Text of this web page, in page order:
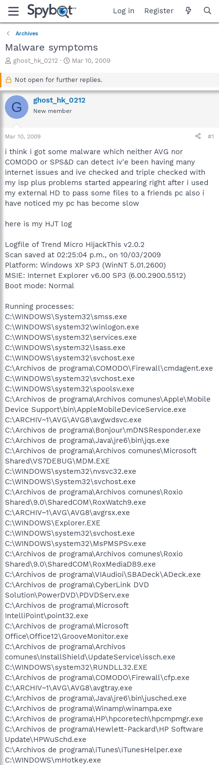
Log in Register
Archives
Malware symptoms
T
a
d
s
r
t
r
ghost_hk_0212
S
a
t
d
Mar 10, 2009
Not open for further replies.
G ghost_hk_0212
New member
Mar 10, 2009 #1
i think i got some malware which neither AVG nor
COMODO or SPS&D can detect iv'e been having many
internet issues and ive checked and triple checked with
my isp plus problems started appearing right after i used
my external HD to pass some files to a friends pc also i
have noticed my pc has become slow
here is my HJT log
Logfile of Trend Micro HijackThis v2.0.2
Scan saved at 02:25:04 p.m., on 10/03/2009
Platform: Windows XP SP3 (WinNT 5.01.2600)
MSIE: Internet Explorer v6.00 SP3 (6.00.2900.5512)
Boot mode: Normal
Running processes:
C:\WINDOWS\System32\smss.exe
C:\WINDOWS\system32\winlogon.exe
C:\WINDOWS\system32\services.exe
C:\WINDOWS\system32\lsass.exe
C:\WINDOWS\system32\svchost.exe
C:\Archivos de programa\COMODO\Firewall\cmdagent.exe
C:\WINDOWS\system32\svchost.exe
C:\WINDOWS\system32\spoolsv.exe
C:\Archivos de programa\Archivos comunes\Apple\Mobile
Device Support\bin\AppleMobileDeviceService.exe
C:\ARCHIV~1\AVG\AVG8\avgwdsvc.exe
C:\Archivos de programa\Bonjour\mDNSResponder.exe
C:\Archivos de programa\Java\jre6\bin\jqs.exe
C:\Archivos de programa\Archivos comunes\Microsoft
Shared\VS7DEBUG\MDM.EXE
C:\WINDOWS\system32\nvsvc32.exe
C:\WINDOWS\System32\svchost.exe
C:\Archivos de programa\Archivos comunes\Roxio
Shared\9.0\SharedCOM\RoxWatch9.exe
C:\ARCHIV~1\AVG\AVG8\avgrsx.exe
C:\WINDOWS\Explorer.EXE
C:\WINDOWS\system32\svchost.exe
C:\WINDOWS\system32\MsPMSPSv.exe
C:\Archivos de programa\Archivos comunes\Roxio
Shared\9.0\SharedCOM\RoxMediaDB9.exe
C:\Archivos de programa\VIAudioi\SBADeck\ADeck.exe
C:\Archivos de programa\CyberLink DVD
Solution\PowerDVD\PDVDServ.exe
C:\Archivos de programa\Microsoft
IntelliPoint\point32.exe
C:\Archivos de programa\Microsoft
Office\Office12\GrooveMonitor.exe
C:\Archivos de programa\Archivos
comunes\InstallShield\UpdateService\issch.exe
C:\WINDOWS\system32\RUNDLL32.EXE
C:\Archivos de programa\COMODO\Firewall\cfp.exe
C:\ARCHIV~1\AVG\AVG8\avgtray.exe
C:\Archivos de programa\Java\jre6\bin\jusched.exe
C:\Archivos de programa\Winamp\winampa.exe
C:\Archivos de programa\HP\hpcoretech\hpcmpmgr.exe
C:\Archivos de programa\Hewlett-Packard\HP Software
Update\HPWuSchd.exe
C:\Archivos de programa\iTunes\iTunesHelper.exe
C:\WINDOWS\mHotkey.exe